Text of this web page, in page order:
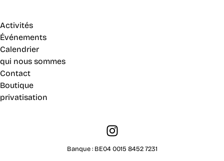
Activités
Événements
Calendrier
qui nous sommes
Contact
Boutique
privatisation
Banque : BE04 0015 8452 7231